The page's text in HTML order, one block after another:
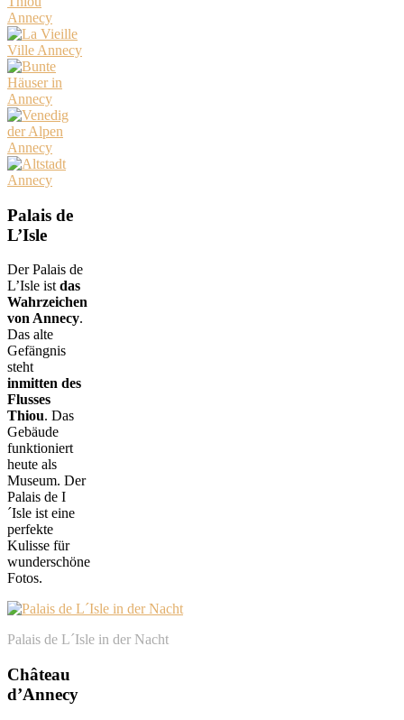
Palais de
L’Isle
Der Palais de
L’Isle ist das
Wahrzeichen
von Annecy.
Das alte
Gefängnis
steht
inmitten des
Flusses
Thiou. Das
Gebäude
funktioniert
heute als
Museum. Der
Palais de I
´Isle ist eine
perfekte
Kulisse für
wunderschöne
Fotos.
Palais de L´Isle in der Nacht
Château
d’Annecy